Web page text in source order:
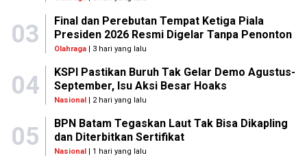
03
Final dan Perebutan Tempat Ketiga Piala
Presiden 2026 Resmi Digelar Tanpa Penonton
Olahraga| 3 hari yang lalu
04
KSPI Pastikan Buruh Tak Gelar Demo Agustus-
September, Isu Aksi Besar Hoaks
Nasional| 2 hari yang lalu
05
BPN Batam Tegaskan Laut Tak Bisa Dikapling
dan Diterbitkan Sertifikat
Nasional| 1 hari yang lalu